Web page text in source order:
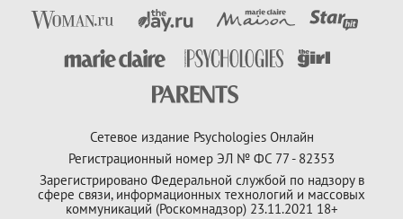
Сетевое издание Psychologies Онлайн
Регистрационный номер ЭЛ № ФС 77 - 82353
Зарегистрировано Федеральной службой по надзору в
сфере связи, информационных технологий и массовых
коммуникаций (Роскомнадзор) 23.11.2021 18+